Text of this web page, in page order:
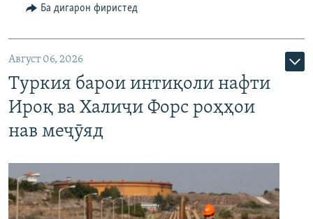
Ба дигарон фиристед
Август 06, 2026
Туркия барои интиқоли нафти
Ироқ ва Халиҷи Форс роҳҳои
нав меҷӯяд